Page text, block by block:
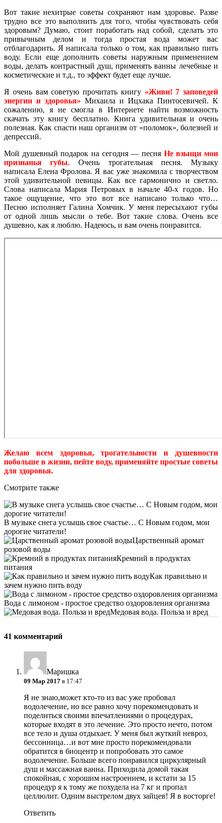
Вот такие нехитрые советы сохраняют нам здоровье. Разве
трудно все это выполнить для того, чтобы чувствовать себя
здоровым? Думаю, стоит поработать над собой, сделать это
привычным делом и тогда простая вода может вас
отблагодарить. Я написала только о том, как правильно пить
воду. Если еще дополнить советы наружным применением
воды, делать контрастный душ, применять ванны лечебные и
косметические и т.д., то эффект будет еще лучше.
Я очень вам советую прочитать книгу «Живи! 7 заповедей
энергии и здоровья» Михаила и Ицхака Пинтосевичей. К
сожалению, я не смогла в Интернете найти возможность
скачать эту книгу бесплатно. Книга удивительная и очень
полезная. Как спасти наш организм от «поломок», болезней и
депрессий.
Мой душевный подарок на сегодня — песня Не взыщи мои
признанья губы. Очень трогательная песня. Музыку
написала Елена Фролова. Я вас уже знакомила с творчеством
этой удивительной певицы. Как все гармонично и светло.
Слова написала Мария Петровых в начале 40-х годов. Но
такое ощущение, что это вот все написано только что…
Песню исполняет Галина Хомчик. У меня пересыхают губы
от одной лишь мысли о тебе. Вот такие слова. Очень все
душевно, как я люблю. Надеюсь, и вам очень понравится.
Желаю всем здоровья, трогательности и душевности
побольше в жизни, пейте воду, применяйте простые советы
для здоровья.
Смотрите также
В музыке снега услышь свое счастье… С Новым годом, мои
дорогие читатели!
Царственный аромат
розовой воды
Кремний в продуктах
питания
Как правильно и
зачем нужно пить воду
Вода с лимоном - простое средство оздоровления организма
Медовая вода. Польза и вред
41 комментарий
Маришка
09 Мар 2017 в 17:47
Я не знаю,может кто-то из вас уже пробовал
водолечение, но все равно хочу порекомендовать и
поделиться своими впечатлениями о процедурах,
которые входят в это лечение. Это просто нечто, потом
все тело и душа отдыхает. У меня был жуткий невроз,
бессонница…и вот мне просто порекомендовали
обратится в биоцентр и попробовать это самое
водолечение. Больше всего понравился циркулярный
душ и массажная ванна. Приходила домой такая
спокойная, с хорошим настроением, и кстати за 15
процедур я к тому же похудела на 7 кг и пропал
целлюлит. Одним выстрелом двух зайцев! Я в восторге!
Ответить